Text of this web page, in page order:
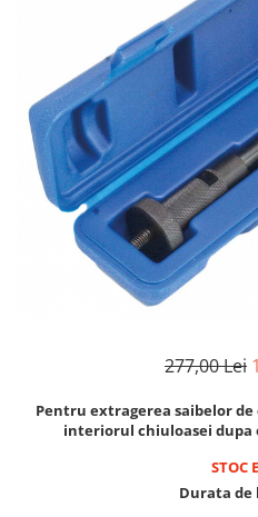
Clima/Aer conditionat
Cricuri cutie viteze
Dispozitive de sablat &
Dispozitive spalat piese
Dulapuri Bancuri Carucioare
Bancuri de lucru
Carucioare pentru marfa
Cutii pentru scule
Dulapuri echipate
Echipamente De Sudura
Aparate taiere cu plasma
Autogen
Magneti fixare sudura
277,00 Lei
Pentru extragerea saibelor
interiorul chiuloasei
STOC
Durata de